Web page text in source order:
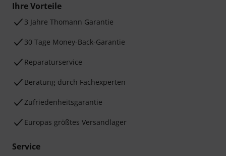
Ihre Vorteile
3 Jahre Thomann Garantie
30 Tage Money-Back-Garantie
Reparaturservice
Beratung durch Fachexperten
Zufriedenheitsgarantie
Europas größtes Versandlager
Service